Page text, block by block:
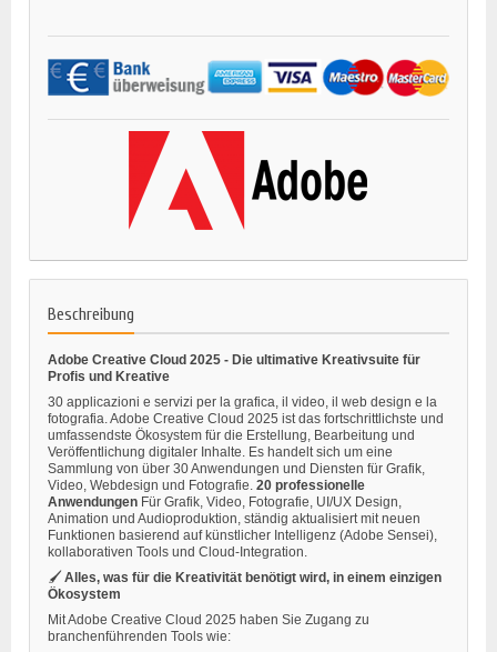
Beschreibung
Adobe Creative Cloud 2025 - Die ultimative Kreativsuite für
Profis und Kreative
30 applicazioni e servizi per la grafica, il video, il web design e la
fotografia. Adobe Creative Cloud 2025 ist das fortschrittlichste und
umfassendste Ökosystem für die Erstellung, Bearbeitung und
Veröffentlichung digitaler Inhalte. Es handelt sich um eine
Sammlung von über 30 Anwendungen und Diensten für Grafik,
Video, Webdesign und Fotografie. 20 professionelle
Anwendungen Für Grafik, Video, Fotografie, UI/UX Design,
Animation und Audioproduktion, ständig aktualisiert mit neuen
Funktionen basierend auf künstlicher Intelligenz (Adobe Sensei),
kollaborativen Tools und Cloud-Integration.
🖌️ Alles, was für die Kreativität benötigt wird, in einem einzigen
Ökosystem
Mit Adobe Creative Cloud 2025 haben Sie Zugang zu
branchenführenden Tools wie: